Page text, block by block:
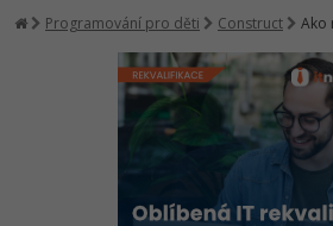
hrazené úřadem práce
Workshopy zdarma
Umělá inteligence v praxi
Datová analýza v praxi
Školení
Základy programování
Školení dle technologií
Kurzy IT profesí
Junior programátor
Programátor WWW aplikací
Senior programátor
Kurzy programování
Jak začít?
Java -80%
Programování pro děti Construct Ako